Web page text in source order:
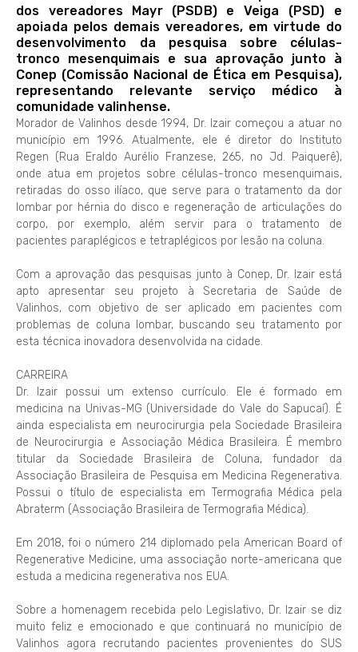
dos vereadores Mayr (PSDB) e Veiga (PSD) e
apoiada pelos demais vereadores, em virtude do
desenvolvimento da pesquisa sobre células-
tronco mesenquimais e sua aprovação junto à
Conep (Comissão Nacional de Ética em Pesquisa),
representando relevante serviço médico à
comunidade valinhense.
Morador de Valinhos desde 1994, Dr. Izair começou a atuar no
município em 1996. Atualmente, ele é diretor do Instituto
Regen (Rua Eraldo Aurélio Franzese, 265, no Jd. Paiquerê),
onde atua em projetos sobre células-tronco mesenquimais,
retiradas do osso ilíaco, que serve para o tratamento da dor
lombar por hérnia do disco e regeneração de articulações do
corpo, por exemplo, além servir para o tratamento de
pacientes paraplégicos e tetraplégicos por lesão na coluna.
Com a aprovação das pesquisas junto à Conep, Dr. Izair está
apto apresentar seu projeto à Secretaria de Saúde de
Valinhos, com objetivo de ser aplicado em pacientes com
problemas de coluna lombar, buscando seu tratamento por
esta técnica inovadora desenvolvida na cidade.
CARREIRA
Dr. Izair possui um extenso currículo. Ele é formado em
medicina na Univas-MG (Universidade do Vale do Sapucaí). É
ainda especialista em neurocirurgia pela Sociedade Brasileira
de Neurocirurgia e Associação Médica Brasileira. É membro
titular da Sociedade Brasileira de Coluna, fundador da
Associação Brasileira de Pesquisa em Medicina Regenerativa.
Possui o título de especialista em Termografia Médica pela
Abraterm (Associação Brasileira de Termografia Médica).
Em 2018, foi o número 214 diplomado pela American Board of
Regenerative Medicine, uma associação norte-americana que
estuda a medicina regenerativa nos EUA.
Sobre a homenagem recebida pelo Legislativo, Dr. Izair se diz
muito feliz e emocionado e que continuará no município de
Valinhos agora recrutando pacientes provenientes do SUS